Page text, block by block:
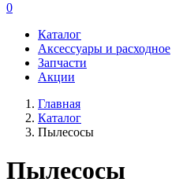
0
Каталог
Аксессуары и расходное
Запчасти
Акции
Главная
Каталог
Пылесосы
Пылесосы